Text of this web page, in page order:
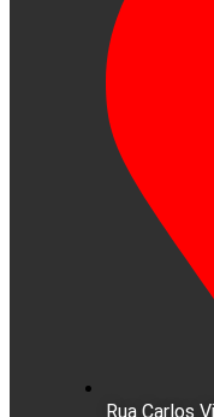
Rua Carlos